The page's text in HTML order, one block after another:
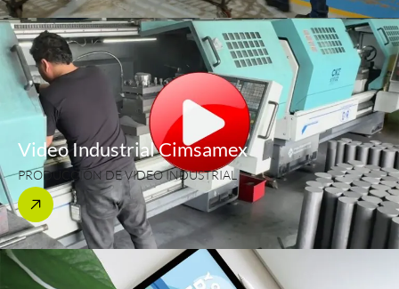
Video Industrial Cimsamex
PRODUCCIÓN DE VIDEO INDUSTRIAL